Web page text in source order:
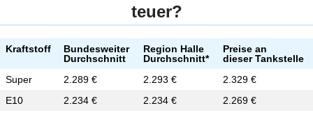
teuer?
Kraftstoff
Bundesweiter
Durchschnitt
Region Halle
Durchschnitt*
Preise an
dieser Tankstelle
Super
2.289 € 2.293 €
2.329 €
E10
2.234 € 2.234 €
2.269 €